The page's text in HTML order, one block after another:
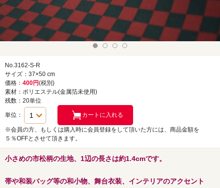
No.3162-S-R
サイズ：37×50 cm
価格： 400円(税別)
素材：ポリエステル(金属箔未使用)
残数：20単位
単位：
※会員の方、もしくは購入時に会員登録をして頂いた方には、商品金額を
５％OFFとさせて頂きます。
小さめの市松柄の生地、1辺の長さは約1.4cmです。
帯や和装バッグ等の和小物、舞台衣装、インテリアのアクセント